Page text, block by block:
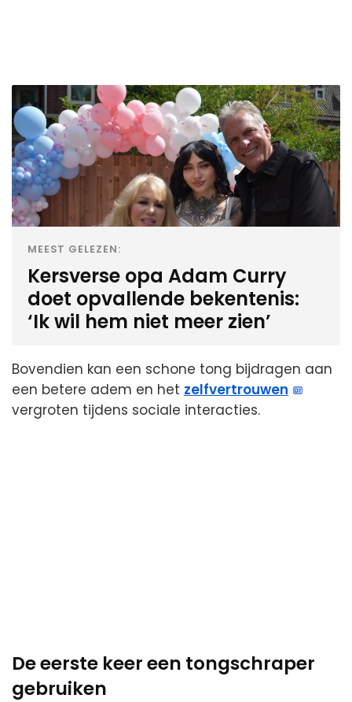
MEEST GELEZEN:
Kersverse opa Adam Curry
doet opvallende bekentenis:
‘Ik wil hem niet meer zien’
Bovendien kan een schone tong bijdragen aan
een betere adem en het zelfvertrouwen
vergroten tijdens sociale interacties.
De eerste keer een tongschraper
gebruiken